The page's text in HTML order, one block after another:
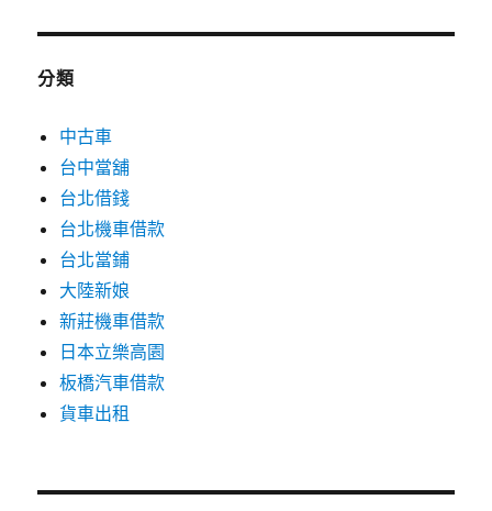
分類
中古車
台中當舖
台北借錢
台北機車借款
台北當鋪
大陸新娘
新莊機車借款
日本立樂高園
板橋汽車借款
貨車出租